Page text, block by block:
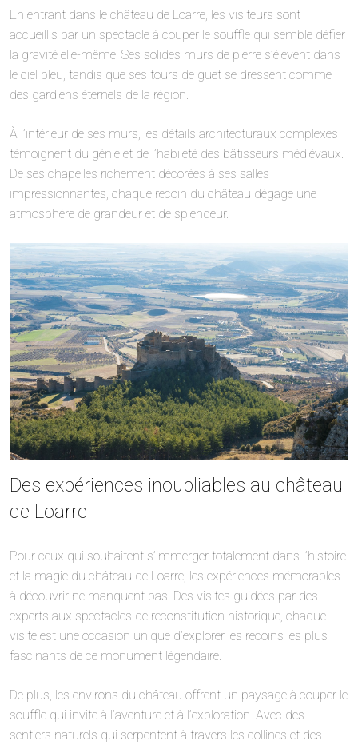
En entrant dans le château de Loarre, les visiteurs sont
accueillis par un spectacle à couper le souffle qui semble défier
la gravité elle-même. Ses solides murs de pierre s’élèvent dans
le ciel bleu, tandis que ses tours de guet se dressent comme
des gardiens éternels de la région.
À l’intérieur de ses murs, les détails architecturaux complexes
témoignent du génie et de l’habileté des bâtisseurs médiévaux.
De ses chapelles richement décorées à ses salles
impressionnantes, chaque recoin du château dégage une
atmosphère de grandeur et de splendeur.
Des expériences inoubliables au château
de Loarre
Pour ceux qui souhaitent s’immerger totalement dans l’histoire
et la magie du château de Loarre, les expériences mémorables
à découvrir ne manquent pas. Des visites guidées par des
experts aux spectacles de reconstitution historique, chaque
visite est une occasion unique d’explorer les recoins les plus
fascinants de ce monument légendaire.
De plus, les environs du château offrent un paysage à couper le
souffle qui invite à l’aventure et à l’exploration. Avec des
sentiers naturels qui serpentent à travers les collines et des